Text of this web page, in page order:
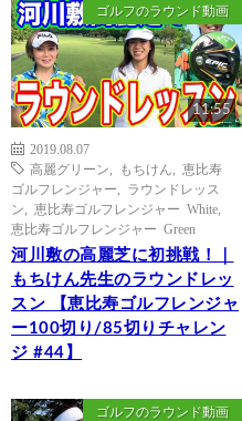
ゴルフのラウンド動画
11:55
2019.08.07
高麗グリーン
もちけん
恵比寿
ゴルフレンジャー
ラウンドレッス
ン
恵比寿ゴルフレンジャー White
恵比寿ゴルフレンジャー Green
河川敷の高麗芝に初挑戦！｜
もちけん先生のラウンドレッ
スン 【恵比寿ゴルフレンジャ
ー100切り/85切りチャレン
ジ #44】
ゴルフのラウンド動画